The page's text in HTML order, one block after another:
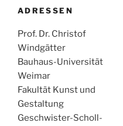
ADRESSEN
Prof. Dr. Christof
Windgätter
Bauhaus-Universität
Weimar
Fakultät Kunst und
Gestaltung
Geschwister-Scholl-